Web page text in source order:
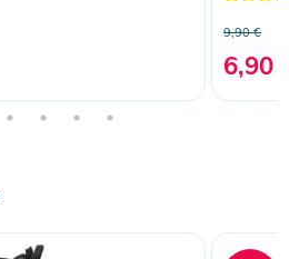
9,90 €
6,90